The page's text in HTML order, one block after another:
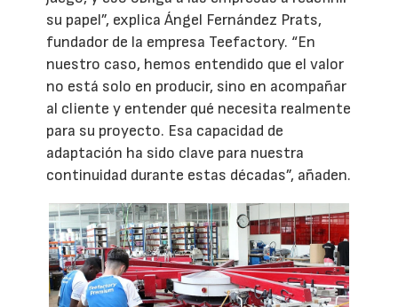
su papel”, explica Ángel Fernández Prats,
fundador de la empresa Teefactory. “En
nuestro caso, hemos entendido que el valor
no está solo en producir, sino en acompañar
al cliente y entender qué necesita realmente
para su proyecto. Esa capacidad de
adaptación ha sido clave para nuestra
continuidad durante estas décadas”, añaden.